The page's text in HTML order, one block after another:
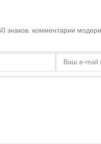
знаков. комментарии